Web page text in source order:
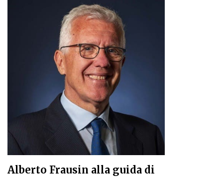
Alberto Frausin alla guida di